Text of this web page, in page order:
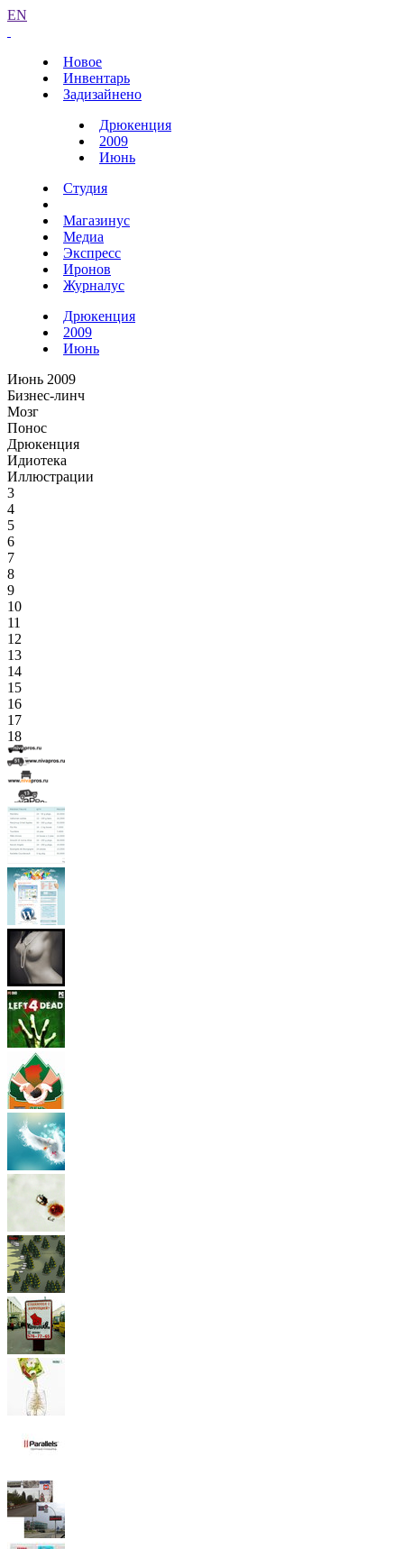
EN
Новое
Инвентарь
Задизайнено
Дрюкенция
2009
Июнь
Студия
Магазинус
Медиа
Экспресс
Иронов
Журналус
Дрюкенция
2009
Июнь
Июнь 2009
Бизнес-линч
Мозг
Понос
Дрюкенция
Идиотека
Иллюстрации
3
4
5
6
7
8
9
10
11
12
13
14
15
16
17
18